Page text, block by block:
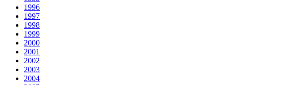
1996
1997
1998
1999
2000
2001
2002
2003
2004